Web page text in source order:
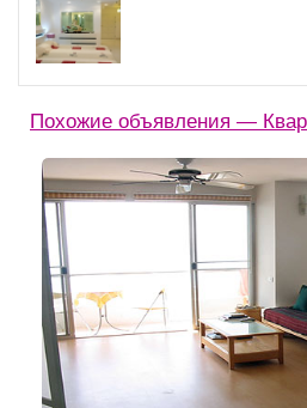
Похожие объявления —